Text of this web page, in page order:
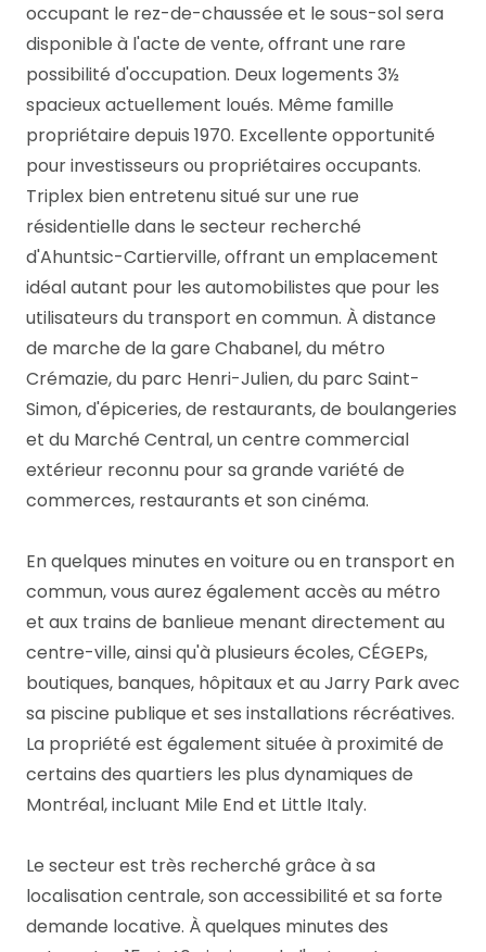
occupant le rez-de-chaussée et le sous-sol sera
disponible à l'acte de vente, offrant une rare
possibilité d'occupation. Deux logements 3½
spacieux actuellement loués. Même famille
propriétaire depuis 1970. Excellente opportunité
pour investisseurs ou propriétaires occupants.
Triplex bien entretenu situé sur une rue
résidentielle dans le secteur recherché
d'Ahuntsic-Cartierville, offrant un emplacement
idéal autant pour les automobilistes que pour les
utilisateurs du transport en commun. À distance
de marche de la gare Chabanel, du métro
Crémazie, du parc Henri-Julien, du parc Saint-
Simon, d'épiceries, de restaurants, de boulangeries
et du Marché Central, un centre commercial
extérieur reconnu pour sa grande variété de
commerces, restaurants et son cinéma.
En quelques minutes en voiture ou en transport en
commun, vous aurez également accès au métro
et aux trains de banlieue menant directement au
centre-ville, ainsi qu'à plusieurs écoles, CÉGEPs,
boutiques, banques, hôpitaux et au Jarry Park avec
sa piscine publique et ses installations récréatives.
La propriété est également située à proximité de
certains des quartiers les plus dynamiques de
Montréal, incluant Mile End et Little Italy.
Le secteur est très recherché grâce à sa
localisation centrale, son accessibilité et sa forte
demande locative. À quelques minutes des